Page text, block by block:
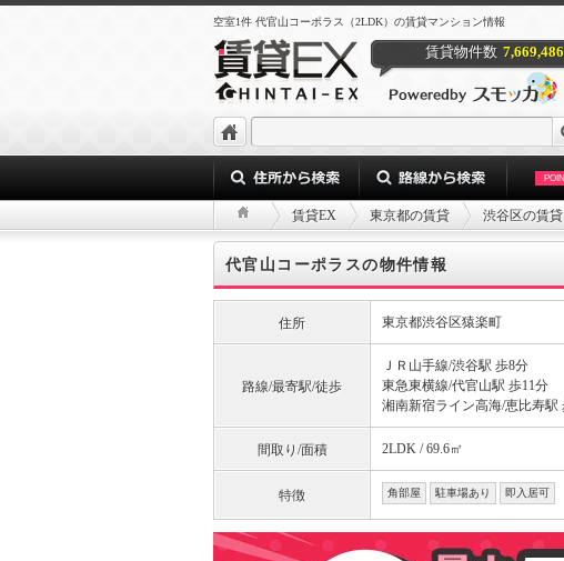
空室1件 代官山コーポラス（2LDK）の賃貸マンション情報
賃貸物件数 7,669,486
賃貸EX 東京都の賃貸 渋谷区の賃貸
代官山コーポラスの物件情報
住所 東京都渋谷区猿楽町
路線/最寄駅/徒歩
ＪＲ山手線/渋谷駅 歩8分
東急東横線/代官山駅 歩11分
湘南新宿ライン高海/恵比寿駅
間取り/面積 2LDK / 69.6㎡
特徴 角部屋 駐車場あり 即入居可